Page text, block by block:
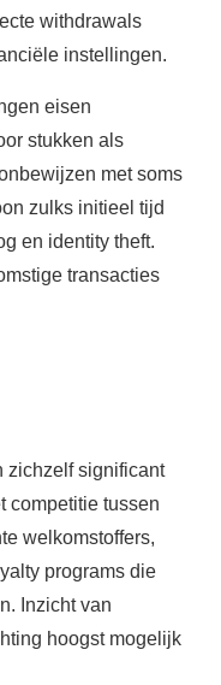
withdrawals
instellingen.
eisen
stukken als
met soms
zulks initieel tijd
en identity theft.
transacties
zichzelf significant
competitie tussen
welkomstoffers,
programs die
Inzicht van
hoogst mogelijk